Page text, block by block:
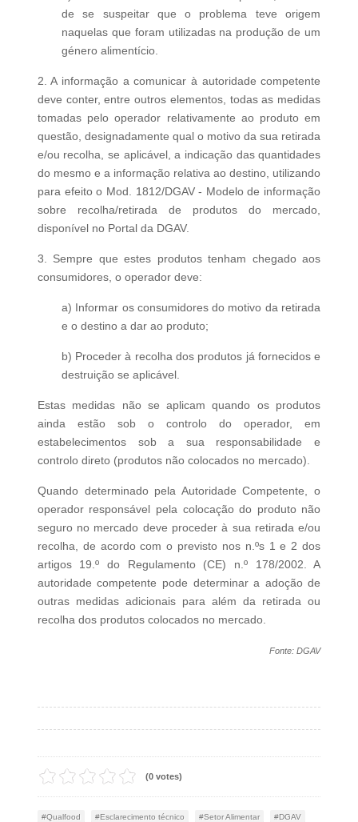
de se suspeitar que o problema teve origem
naquelas que foram utilizadas na produção de um
género alimentício.
2. A informação a comunicar à autoridade competente
deve conter, entre outros elementos, todas as medidas
tomadas pelo operador relativamente ao produto em
questão, designadamente qual o motivo da sua retirada
e/ou recolha, se aplicável, a indicação das quantidades
do mesmo e a informação relativa ao destino, utilizando
para efeito o Mod. 1812/DGAV - Modelo de informação
sobre recolha/retirada de produtos do mercado,
disponível no Portal da DGAV.
3. Sempre que estes produtos tenham chegado aos
consumidores, o operador deve:
a) Informar os consumidores do motivo da retirada
e o destino a dar ao produto;
b) Proceder à recolha dos produtos já fornecidos e
destruição se aplicável.
Estas medidas não se aplicam quando os produtos
ainda estão sob o controlo do operador, em
estabelecimentos sob a sua responsabilidade e
controlo direto (produtos não colocados no mercado).
Quando determinado pela Autoridade Competente, o
operador responsável pela colocação do produto não
seguro no mercado deve proceder à sua retirada e/ou
recolha, de acordo com o previsto nos n.ºs 1 e 2 dos
artigos 19.º do Regulamento (CE) n.º 178/2002. A
autoridade competente pode determinar a adoção de
outras medidas adicionais para além da retirada ou
recolha dos produtos colocados no mercado.
Fonte: DGAV
(0 votes)
Qualfood Esclarecimento técnico Setor Alimentar DGAV